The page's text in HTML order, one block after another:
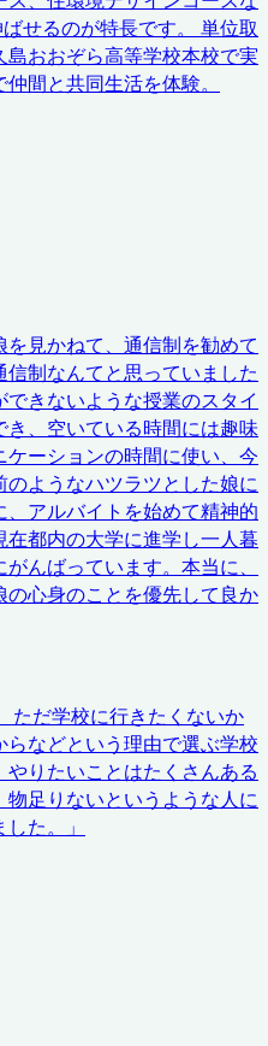
せるのが特長です。 単位取
おおぞら高等学校本校で実
間と共同生活を体験。
見かねて、通信制を勧めて
制なんてと思っていました
きないような授業のスタイ
、空いている時間には趣味
ーションの時間に使い、今
ようなハツラツとした娘に
アルバイトを始めて精神的
都内の大学に進学し一人暮
んばっています。本当に、
心身のことを優先して良か
ただ学校に行きたくないか
などという理由で選ぶ学校
りたいことはたくさんある
足りないというような人に
た。
」